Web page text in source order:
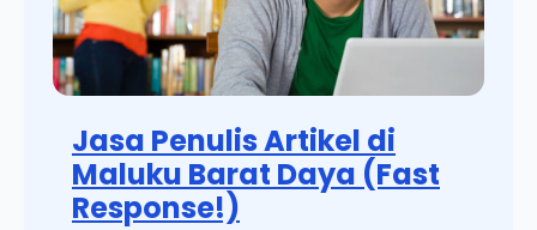
Jasa Penulis Artikel di
Maluku Barat Daya (Fast
Response!)